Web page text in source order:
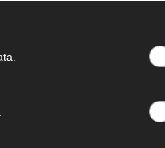
E-Mail-
werden nicht